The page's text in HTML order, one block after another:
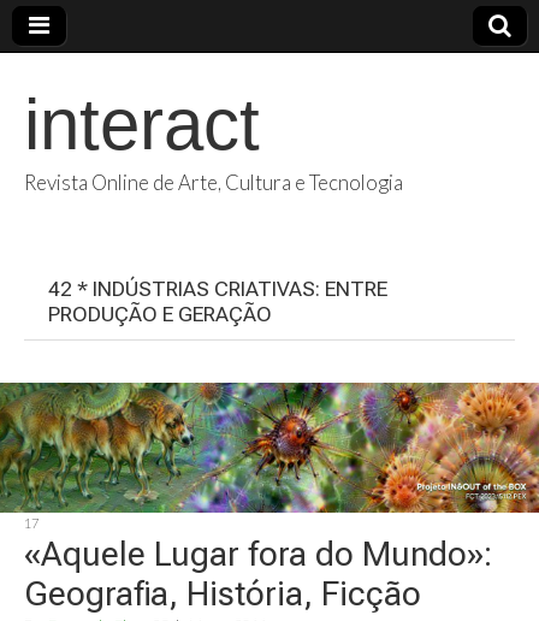
interact
Revista Online de Arte, Cultura e Tecnologia
42 * INDÚSTRIAS CRIATIVAS: ENTRE
PRODUÇÃO E GERAÇÃO
17
«Aquele Lugar fora do Mundo»:
Geografia, História, Ficção